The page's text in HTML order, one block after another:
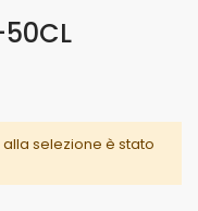
50CL
selezione è stato